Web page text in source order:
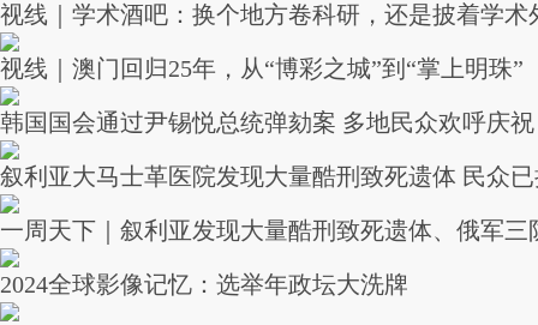
视线｜学术酒吧：换个地方卷科研，还是披着学术
视线｜澳门回归25年，从“博彩之城”到“掌上明珠”
韩国国会通过尹锡悦总统弹劾案 多地民众欢呼庆祝
叙利亚大马士革医院发现大量酷刑致死遗体 民众
一周天下｜叙利亚发现大量酷刑致死遗体、俄军
2024全球影像记忆：选举年政坛大洗牌